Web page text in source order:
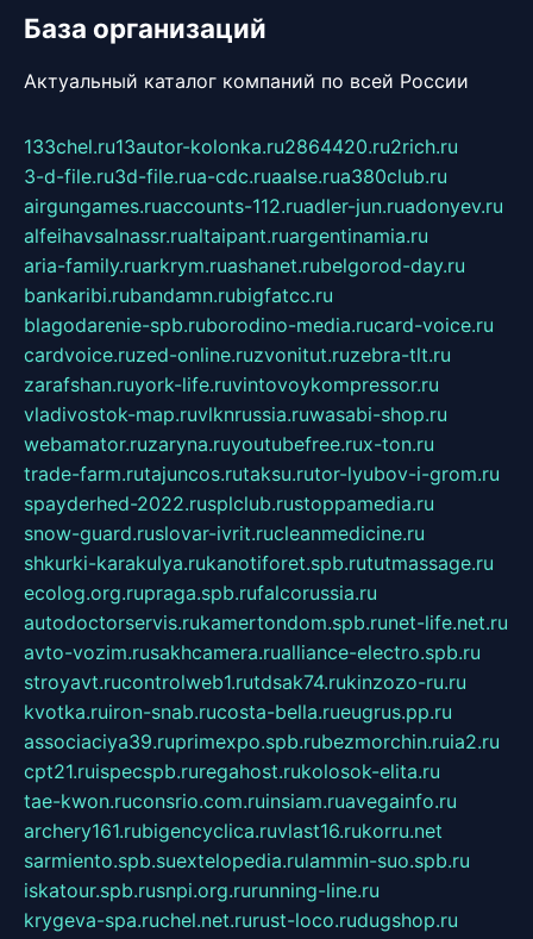
База организаций
Актуальный каталог компаний по всей России
133chel.ru13autor-kolonka.ru2864420.ru2rich.ru
3-d-file.ru3d-file.rua-cdc.ruaalse.rua380club.ru
airgungames.ruaccounts-112.ruadler-jun.ruadonyev.ru
alfeihavsalnassr.rualtaipant.ruargentinamia.ru
aria-family.ruarkrym.ruashanet.rubelgorod-day.ru
bankaribi.rubandamn.rubigfatcc.ru
blagodarenie-spb.ruborodino-media.rucard-voice.ru
cardvoice.ruzed-online.ruzvonitut.ruzebra-tlt.ru
zarafshan.ruyork-life.ruvintovoykompressor.ru
vladivostok-map.ruvlknrussia.ruwasabi-shop.ru
webamator.ruzaryna.ruyoutubefree.rux-ton.ru
trade-farm.rutajuncos.rutaksu.rutor-lyubov-i-grom.ru
spayderhed-2022.rusplclub.rustoppamedia.ru
snow-guard.ruslovar-ivrit.rucleanmedicine.ru
shkurki-karakulya.rukanotiforet.spb.rututmassage.ru
ecolog.org.rupraga.spb.rufalcorussia.ru
autodoctorservis.rukamertondom.spb.runet-life.net.ru
avto-vozim.rusakhcamera.rualliance-electro.spb.ru
stroyavt.rucontrolweb1.rutdsak74.rukinzozo-ru.ru
kvotka.ruiron-snab.rucosta-bella.rueugrus.pp.ru
associaciya39.ruprimexpo.spb.rubezmorchin.ruia2.ru
cpt21.ruispecspb.ruregahost.rukolosok-elita.ru
tae-kwon.ruconsrio.com.ruinsiam.ruavegainfo.ru
archery161.rubigencyclica.ruvlast16.rukorru.net
sarmiento.spb.suextelopedia.rulammin-suo.spb.ru
iskatour.spb.rusnpi.org.rurunning-line.ru
krygeva-spa.ruchel.net.rurust-loco.rudugshop.ru